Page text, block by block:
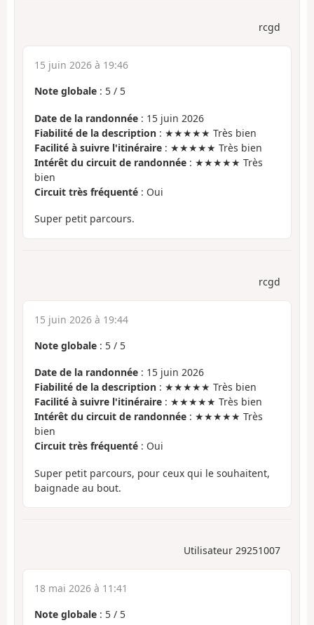
rcgd
15 juin 2026 à 19:46
Note globale : 5 / 5
Date de la randonnée : 15 juin 2026
Fiabilité de la description : ★★★★★ Très bien
Facilité à suivre l'itinéraire : ★★★★★ Très bien
Intérêt du circuit de randonnée : ★★★★★ Très
bien
Circuit très fréquenté : Oui
Super petit parcours.
rcgd
15 juin 2026 à 19:44
Note globale : 5 / 5
Date de la randonnée : 15 juin 2026
Fiabilité de la description : ★★★★★ Très bien
Facilité à suivre l'itinéraire : ★★★★★ Très bien
Intérêt du circuit de randonnée : ★★★★★ Très
bien
Circuit très fréquenté : Oui
Super petit parcours, pour ceux qui le souhaitent,
baignade au bout.
Utilisateur 29251007
18 mai 2026 à 11:41
Note globale : 5 / 5